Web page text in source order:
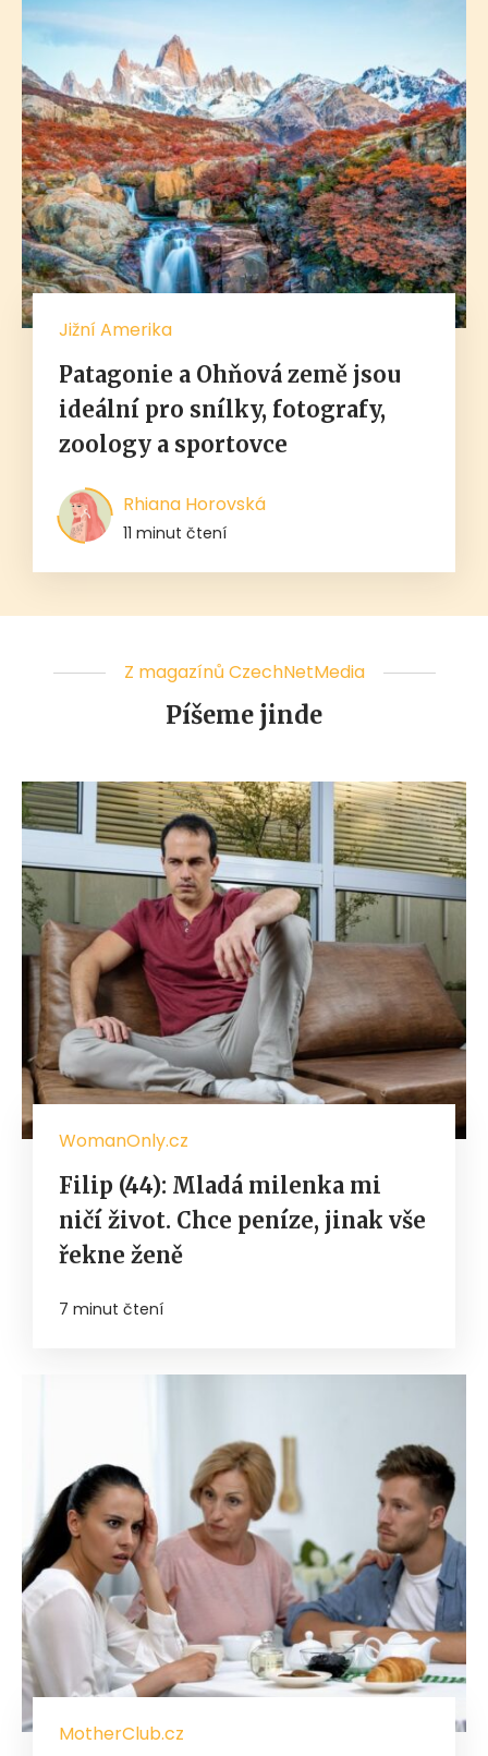
Jižní Amerika
Patagonie a Ohňová země jsou
ideální pro snílky, fotografy,
zoology a sportovce
Rhiana Horovská
11 minut čtení
Z magazínů CzechNetMedia
Píšeme jinde
WomanOnly.cz
Filip (44): Mladá milenka mi
ničí život. Chce peníze, jinak vše
řekne ženě
7 minut čtení
MotherClub.cz